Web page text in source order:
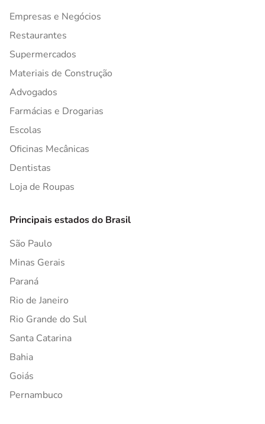
Empresas e Negócios
Restaurantes
Supermercados
Materiais de Construção
Advogados
Farmácias e Drogarias
Escolas
Oficinas Mecânicas
Dentistas
Loja de Roupas
Principais estados do Brasil
São Paulo
Minas Gerais
Paraná
Rio de Janeiro
Rio Grande do Sul
Santa Catarina
Bahia
Goiás
Pernambuco